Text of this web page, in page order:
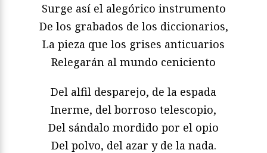
Surge así el alegórico instrumento
De los grabados de los diccionarios,
La pieza que los grises anticuarios
Relegarán al mundo ceniciento
Del alfil desparejo, de la espada
Inerme, del borroso telescopio,
Del sándalo mordido por el opio
Del polvo, del azar y de la nada.